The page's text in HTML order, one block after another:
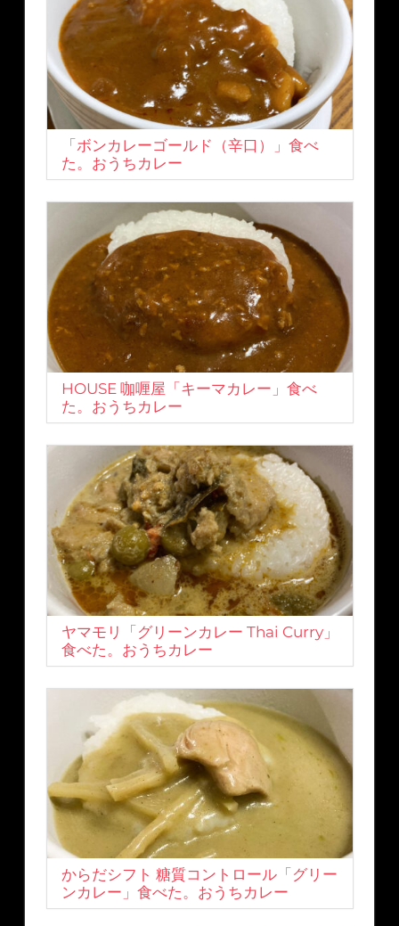
「ボンカレーゴールド（辛口）」食べ
た。おうちカレー
HOUSE 咖喱屋「キーマカレー」食べ
た。おうちカレー
ヤマモリ「グリーンカレー Thai Curry」
食べた。おうちカレー
からだシフト 糖質コントロール「グリー
ンカレー」食べた。おうちカレー